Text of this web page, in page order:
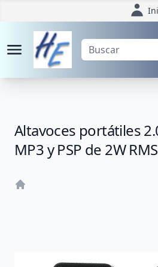
Altavoces portátiles
MP3 y PSP de 2W RMS